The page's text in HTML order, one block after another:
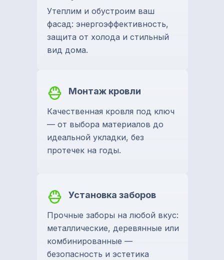
Утеплим и обустроим ваш
фасад: энергоэффективность,
защита от холода и стильный
вид дома.
Монтаж кровли
Качественная кровля под ключ
— от выбора материалов до
идеальной укладки, без
протечек на годы.
Установка заборов
Прочные заборы на любой вкус:
металлические, деревянные или
комбинированные —
безопасность и эстетика